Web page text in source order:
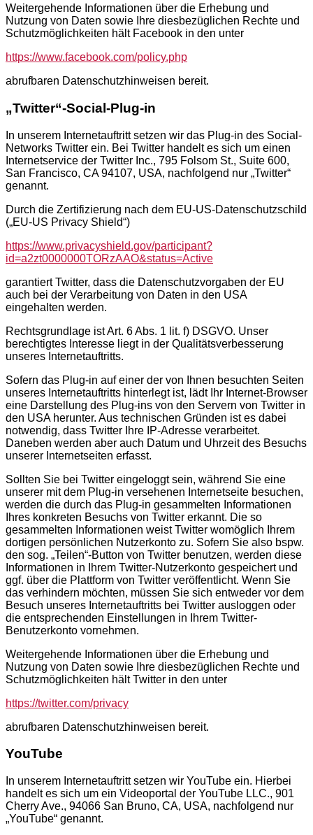
Weitergehende Informationen über die Erhebung und
Nutzung von Daten sowie Ihre diesbezüglichen Rechte und
Schutzmöglichkeiten hält Facebook in den unter
https://www.facebook.com/policy.php
abrufbaren Datenschutzhinweisen bereit.
„Twitter“-Social-Plug-in
In unserem Internetauftritt setzen wir das Plug-in des Social-
Networks Twitter ein. Bei Twitter handelt es sich um einen
Internetservice der Twitter Inc., 795 Folsom St., Suite 600,
San Francisco, CA 94107, USA, nachfolgend nur „Twitter“
genannt.
Durch die Zertifizierung nach dem EU-US-Datenschutzschild
(„EU-US Privacy Shield“)
https://www.privacyshield.gov/participant?
id=a2zt0000000TORzAAO&status=Active
garantiert Twitter, dass die Datenschutzvorgaben der EU
auch bei der Verarbeitung von Daten in den USA
eingehalten werden.
Rechtsgrundlage ist Art. 6 Abs. 1 lit. f) DSGVO. Unser
berechtigtes Interesse liegt in der Qualitätsverbesserung
unseres Internetauftritts.
Sofern das Plug-in auf einer der von Ihnen besuchten Seiten
unseres Internetauftritts hinterlegt ist, lädt Ihr Internet-Browser
eine Darstellung des Plug-ins von den Servern von Twitter in
den USA herunter. Aus technischen Gründen ist es dabei
notwendig, dass Twitter Ihre IP-Adresse verarbeitet.
Daneben werden aber auch Datum und Uhrzeit des Besuchs
unserer Internetseiten erfasst.
Sollten Sie bei Twitter eingeloggt sein, während Sie eine
unserer mit dem Plug-in versehenen Internetseite besuchen,
werden die durch das Plug-in gesammelten Informationen
Ihres konkreten Besuchs von Twitter erkannt. Die so
gesammelten Informationen weist Twitter womöglich Ihrem
dortigen persönlichen Nutzerkonto zu. Sofern Sie also bspw.
den sog. „Teilen“-Button von Twitter benutzen, werden diese
Informationen in Ihrem Twitter-Nutzerkonto gespeichert und
ggf. über die Plattform von Twitter veröffentlicht. Wenn Sie
das verhindern möchten, müssen Sie sich entweder vor dem
Besuch unseres Internetauftritts bei Twitter ausloggen oder
die entsprechenden Einstellungen in Ihrem Twitter-
Benutzerkonto vornehmen.
Weitergehende Informationen über die Erhebung und
Nutzung von Daten sowie Ihre diesbezüglichen Rechte und
Schutzmöglichkeiten hält Twitter in den unter
https://twitter.com/privacy
abrufbaren Datenschutzhinweisen bereit.
YouTube
In unserem Internetauftritt setzen wir YouTube ein. Hierbei
handelt es sich um ein Videoportal der YouTube LLC., 901
Cherry Ave., 94066 San Bruno, CA, USA, nachfolgend nur
„YouTube“ genannt.